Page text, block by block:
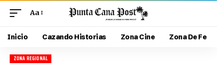
Aa
Inicio Cazando Historias Zona Cine Zona De Fe
ZONA REGIONAL